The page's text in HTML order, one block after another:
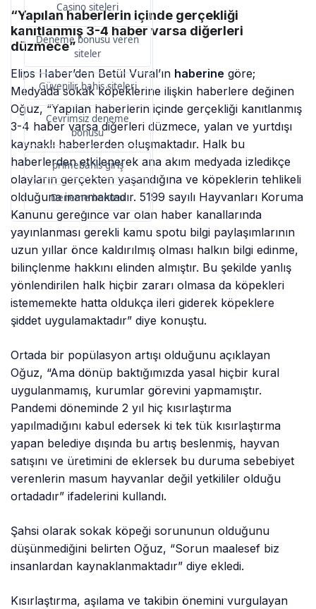
Casino siteleri
Deneme bonusu veren
siteler
Güvenilir bahis siteleri
Çevrimsiz deneme
bonusu
primebahis giriş
Deneme bonusu
“Yapılan haberlerin içinde gerçekliği
kanıtlanmış 3-4 haber varsa diğerleri
düzmece”
Elips Haber’den Betül Vural’ın haberine göre;
Medyada sokak köpeklerine ilişkin haberlere değinen
Oğuz, “Yapılan haberlerin içinde gerçekliği kanıtlanmış
3-4 haber varsa diğerleri düzmece, yalan ve yurtdışı
kaynaklı haberlerden oluşmaktadır. Halk bu
haberlerden etkilenerek ana akım medyada izledikçe
olayların gerçekten yaşandığına ve köpeklerin tehlikeli
olduğuna inanmaktadır. 5199 sayılı Hayvanları Koruma
Kanunu gereğince var olan haber kanallarında
yayınlanması gerekli kamu spotu bilgi paylaşımlarının
uzun yıllar önce kaldırılmış olması halkın bilgi edinme,
bilinçlenme hakkını elinden almıştır. Bu şekilde yanlış
yönlendirilen halk hiçbir zararı olmasa da köpekleri
istememekte hatta oldukça ileri giderek köpeklere
şiddet uygulamaktadır” diye konuştu.
Ortada bir popülasyon artışı olduğunu açıklayan
Oğuz, “Ama dönüp baktığımızda yasal hiçbir kural
uygulanmamış, kurumlar görevini yapmamıştır.
Pandemi döneminde 2 yıl hiç kısırlaştırma
yapılmadığını kabul edersek ki tek tük kısırlaştırma
yapan belediye dışında bu artış beslenmiş, hayvan
satışını ve üretimini de eklersek bu duruma sebebiyet
verenlerin masum hayvanlar değil yetkililer olduğu
ortadadır” ifadelerini kullandı.
Şahsi olarak sokak köpeği sorununun olduğunu
düşünmediğini belirten Oğuz, “Sorun maalesef biz
insanlardan kaynaklanmaktadır” diye ekledi.
Kısırlaştırma, aşılama ve takibin önemini vurgulayan